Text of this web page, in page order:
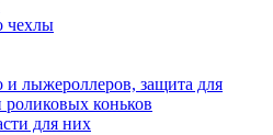
чехлы
лыжероллеров, защита для
коньков
для них